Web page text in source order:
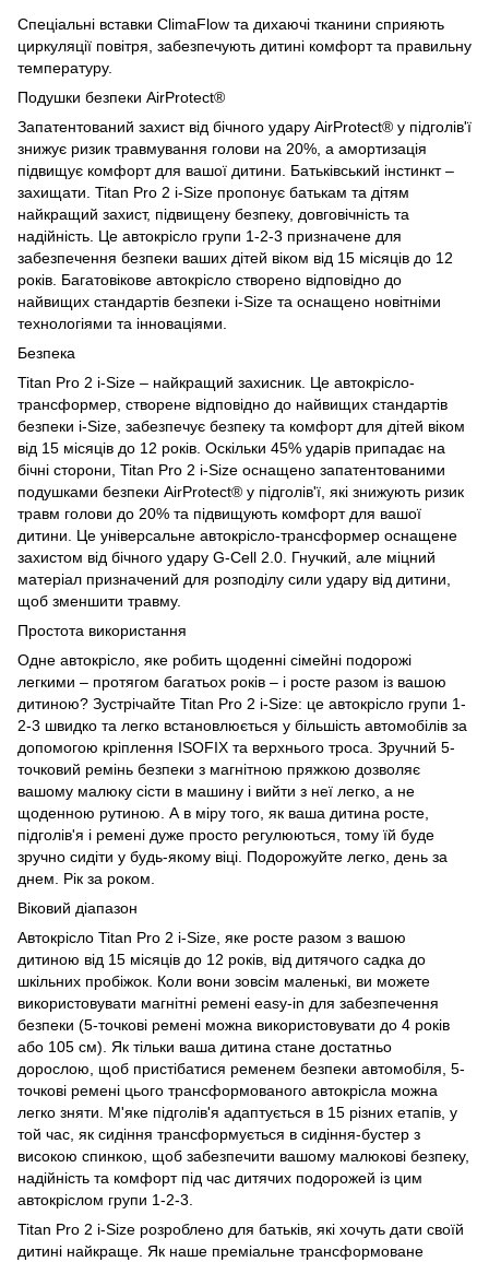
Спеціальні вставки ClimaFlow та дихаючі тканини сприяють
циркуляції повітря, забезпечують дитині комфорт та правильну
температуру.
Подушки безпеки AirProtect®
Запатентований захист від бічного удару AirProtect® у підголів'ї
знижує ризик травмування голови на 20%, а амортизація
підвищує комфорт для вашої дитини. Батьківський інстинкт –
захищати. Titan Pro 2 i-Size пропонує батькам та дітям
найкращий захист, підвищену безпеку, довговічність та
надійність. Це автокрісло групи 1-2-3 призначене для
забезпечення безпеки ваших дітей віком від 15 місяців до 12
років. Багатовікове автокрісло створено відповідно до
найвищих стандартів безпеки i-Size та оснащено новітніми
технологіями та інноваціями.
Безпека
Titan Pro 2 i-Size – найкращий захисник. Це автокрісло-
трансформер, створене відповідно до найвищих стандартів
безпеки i-Size, забезпечує безпеку та комфорт для дітей віком
від 15 місяців до 12 років. Оскільки 45% ударів припадає на
бічні сторони, Titan Pro 2 i-Size оснащено запатентованими
подушками безпеки AirProtect® у підголів'ї, які знижують ризик
травм голови до 20% та підвищують комфорт для вашої
дитини. Це універсальне автокрісло-трансформер оснащене
захистом від бічного удару G-Cell 2.0. Гнучкий, але міцний
матеріал призначений для розподілу сили удару від дитини,
щоб зменшити травму.
Простота використання
Одне автокрісло, яке робить щоденні сімейні подорожі
легкими – протягом багатьох років – і росте разом із вашою
дитиною? Зустрічайте Titan Pro 2 i-Size: це автокрісло групи 1-
2-3 швидко та легко встановлюється у більшість автомобілів за
допомогою кріплення ISOFIX та верхнього троса. Зручний 5-
точковий ремінь безпеки з магнітною пряжкою дозволяє
вашому малюку сісти в машину і вийти з неї легко, а не
щоденною рутиною. А в міру того, як ваша дитина росте,
підголів'я і ремені дуже просто регулюються, тому їй буде
зручно сидіти у будь-якому віці. Подорожуйте легко, день за
днем. Рік за роком.
Віковий діапазон
Автокрісло Titan Pro 2 i-Size, яке росте разом з вашою
дитиною від 15 місяців до 12 років, від дитячого садка до
шкільних пробіжок. Коли вони зовсім маленькі, ви можете
використовувати магнітні ремені easy-in для забезпечення
безпеки (5-точкові ремені можна використовувати до 4 років
або 105 см). Як тільки ваша дитина стане достатньо
дорослою, щоб пристібатися ременем безпеки автомобіля, 5-
точкові ремені цього трансформованого автокрісла можна
легко зняти. М'яке підголів'я адаптується в 15 різних етапів, у
той час, як сидіння трансформується в сидіння-бустер з
високою спинкою, щоб забезпечити вашому малюкові безпеку,
надійність та комфорт під час дитячих подорожей із цим
автокріслом групи 1-2-3.
Titan Pro 2 i-Size розроблено для батьків, які хочуть дати своїй
дитині найкраще. Як наше преміальне трансформоване